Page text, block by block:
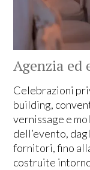
Agenzia ed
Celebrazioni
building,
vernissage e
dell’evento,
fornitori, fino
costruite